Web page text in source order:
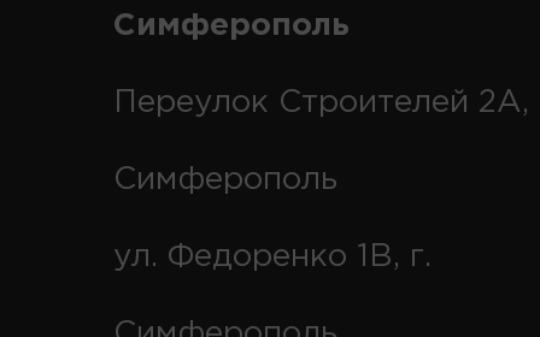
Симферополь
Переулок Строителей 2А,
Симферополь
ул. Федоренко 1В, г.